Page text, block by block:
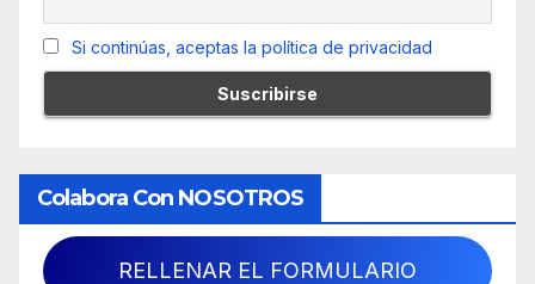
Si continúas, aceptas la política de privacidad
Colabora Con NOSOTROS
RELLENAR EL FORMULARIO